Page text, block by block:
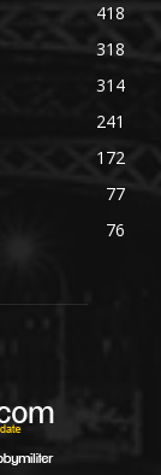
418
318
314
241
172
77
76